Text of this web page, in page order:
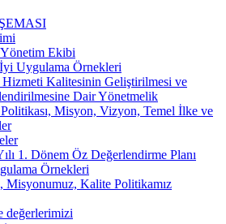
Ekibi
İyi Uygulama Örnekleri
Hizmeti Kalitesinin Geliştirilmesi ve
Dair Yönetmelik
Misyon, Vizyon, Temel İlke ve
1. Dönem Öz Değerlendirme Planı
Örnekleri
Misyonumuz, Kalite Politikamız
değerlerimizi